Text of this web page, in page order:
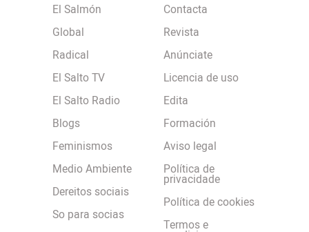
El Salmón
Global
Radical
El Salto TV
El Salto Radio
Blogs
Feminismos
Medio Ambiente
Dereitos sociais
So para socias
Contacta
Revista
Anúnciate
Licencia de uso
Edita
Formación
Aviso legal
Política de
privacidade
Política de cookies
Termos e